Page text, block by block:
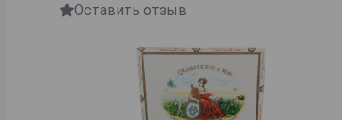
Оставить отзыв